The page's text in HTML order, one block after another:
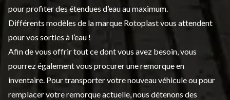
pour profiter des étendues d’eau au maximum.
Différents modèles de la marque Rotoplast vous attendent
pour vos sorties à l’eau !
Afin de vous offrir tout ce dont vous avez besoin, vous
pourrez également vous procurer une remorque en
inventaire. Pour transporter votre nouveau véhicule ou pour
remplacer votre remorque actuelle, nous détenons des